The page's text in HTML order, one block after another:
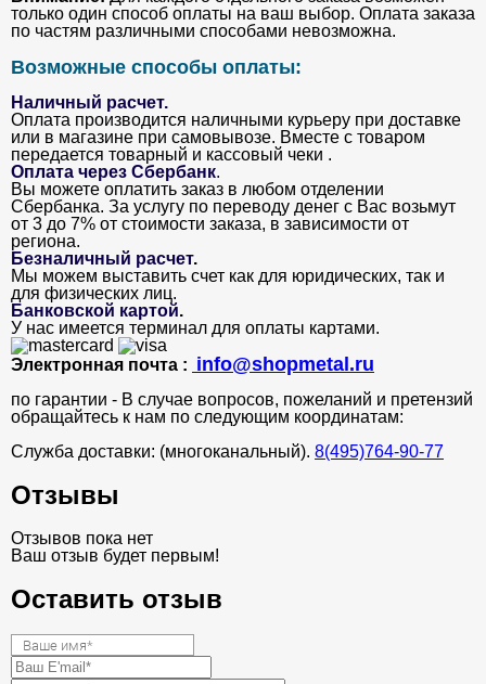
только один способ оплаты на ваш выбор. Оплата заказа
по частям различными способами невозможна.
Возможные способы оплаты:
Наличный расчет.
Оплата производится наличными курьеру при доставке
или в магазине при самовывозе. Вместе с товаром
передается товарный и кассовый чеки .
Оплата через Сбербанк.
Вы можете оплатить заказ в любом отделении
Сбербанка. За услугу по переводу денег с Вас возьмут
от 3 до 7% от стоимости заказа, в зависимости от
региона.
Безналичный расчет.
Мы можем выставить счет как для юридических, так и
для физических лиц.
Банковской картой.
У нас имеется терминал для оплаты картами.
Электронная почта : info@shopmetal.ru
по гарантии - В случае вопросов, пожеланий и претензий
обращайтесь к нам по следующим координатам:
Служба доставки: (многоканальный). 8(495)764-90-77
Отзывы
Отзывов пока нет
Ваш отзыв будет первым!
Оставить отзыв